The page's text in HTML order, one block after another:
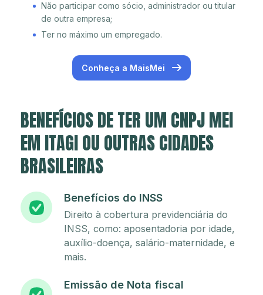
Não participar como sócio, administrador ou titular
de outra empresa;
Ter no máximo um empregado.
Conheça a MaisMei
BENEFÍCIOS DE TER UM CNPJ MEI
EM ITAGI OU OUTRAS CIDADES
BRASILEIRAS
Benefícios do INSS
Direito à cobertura previdenciária do
INSS, como: aposentadoria por idade,
auxílio-doença, salário-maternidade, e
mais.
Emissão de Nota fiscal